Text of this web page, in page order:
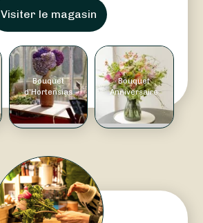
Visiter le magasin
Bouquet
d'Hortensias
Bouquet
Anniversaire